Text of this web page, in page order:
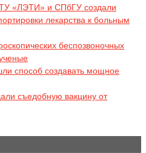
«ЛЭТИ» и СПбГУ создали
лекарства к больным
беспозвоночных
способ создавать мощное
съедобную вакцину от